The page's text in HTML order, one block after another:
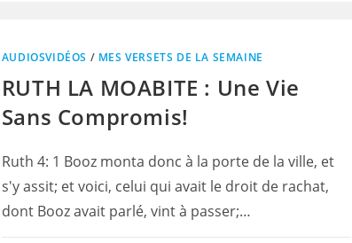
AUDIOSVIDÉOS / MES VERSETS DE LA SEMAINE
RUTH LA MOABITE : Une Vie
Sans Compromis!
Ruth 4: 1 Booz monta donc à la porte de la ville, et
s'y assit; et voici, celui qui avait le droit de rachat,
dont Booz avait parlé, vint à passer;…